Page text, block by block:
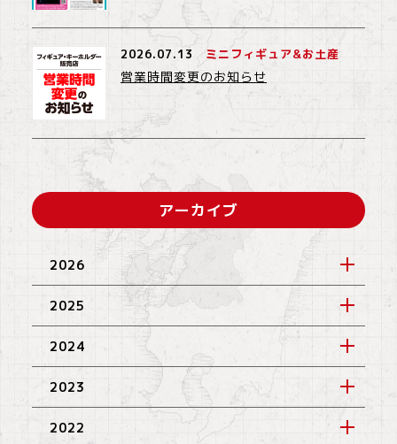
2026.07.13 ミニフィギュア&お土産
営業時間変更のお知らせ
アーカイブ
2026
2025
2024
2023
2022